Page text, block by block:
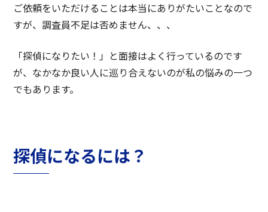
ご依頼をいただけることは本当にありがたいことなので
すが、調査員不足は否めません、、、
「探偵になりたい！」と面接はよく行っているのです
が、なかなか良い人に巡り合えないのが私の悩みの一つ
でもあります。
探偵になるには？